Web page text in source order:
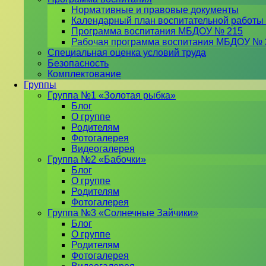
Нормативные и правовые документы
Календарный план воспитательной
Программа воспитания МБДОУ № 215
Рабочая программа воспитания МБДОУ №
Специальная оценка условий труда
Безопасность
Комплектование
Группы
Группа №1 «Золотая рыбка»
Блог
О группе
Родителям
Фотогалерея
Видеогалерея
Группа №2 «Бабочки»
Блог
О группе
Родителям
Фотогалерея
Группа №3 «Солнечные Зайчики»
Блог
О группе
Родителям
Фотогалерея